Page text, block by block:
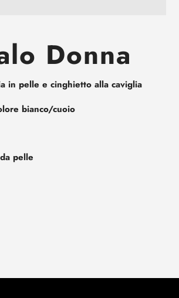
Donna
in pelle e cinghietto alla caviglia
bianco/cuoio
pelle